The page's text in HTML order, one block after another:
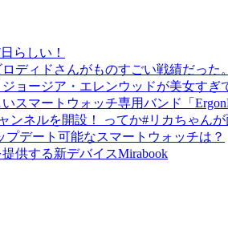
らしい！
ディドさんがものすごい戦績だった。
ョージア・エレンウッドが美女すぎ
スマートウォッチ専用バンド「
ンネルを開設！ ってか#リカちゃんが
プデート可能なスマートウォッチは？
供する新デバイスMirabook